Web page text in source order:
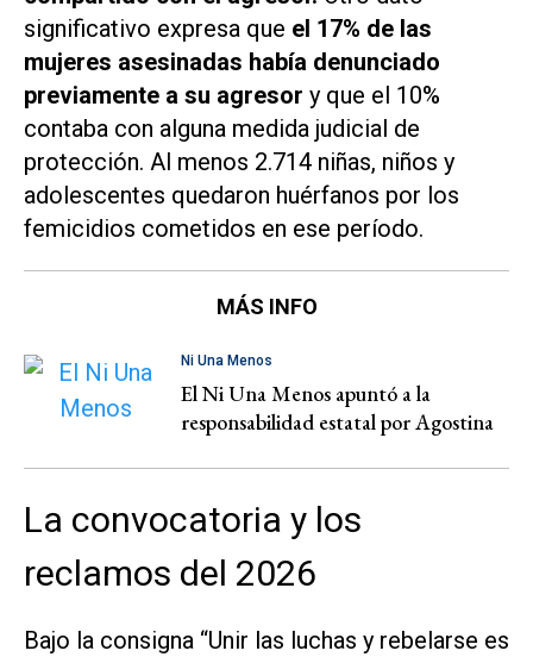
significativo expresa que el 17% de las
mujeres asesinadas había denunciado
previamente a su agresor y que el 10%
contaba con alguna medida judicial de
protección. Al menos 2.714 niñas, niños y
adolescentes quedaron huérfanos por los
femicidios cometidos en ese período.
MÁS INFO
Ni Una Menos
El Ni Una Menos apuntó a la
responsabilidad estatal por Agostina
La convocatoria y los
reclamos del 2026
Bajo la consigna “Unir las luchas y rebelarse es